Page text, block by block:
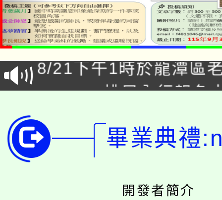
「本色祭」8/29、30在
場熱烈登場!
8/21下午1時於龍潭區
徵才活動。
YOUNG桃局內行報名
開!
115年桃園市運動會8/
田徑場及游泳池舉行。
桃園市低收入戶享有免
視費優惠，中低收入戶
大園自造教育及科技
畢業典禮
開發者簡介